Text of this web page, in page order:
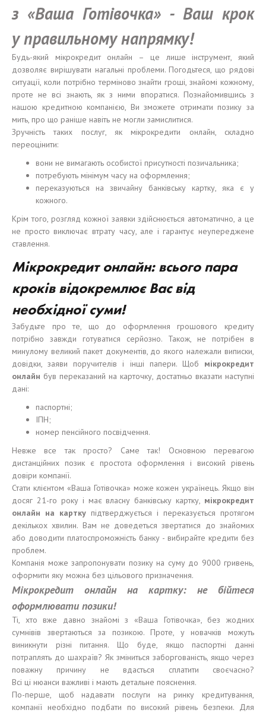
з «Ваша Готівочка» - Ваш крок
управильномунапрямку!
Будь-який мікрокредит онлайн – це лише інструмент, який
дозволяє вирішувати нагальні проблеми. Погодьтеся, що рядові
ситуації, коли потрібно терміново знайти гроші, знайомі кожному,
проте не всі знають, як з ними впоратися. Познайомившись з
нашою кредитною компанією, Ви зможете отримати позику за
мить, про що раніше навіть не могли замислитися.
Зручність таких послуг, як мікрокредити онлайн, складно
переоцінити:
вони не вимагають особистої присутності позичальника;
потребують мінімум часу на оформлення;
переказуються на звичайну банківську картку, яка є у
кожного.
Крім того, розгляд кожної заявки здійснюється автоматично, а це
не просто виключає втрату часу, але і гарантує неупереджене
ставлення.
Мікрокредит онлайн: всьогопара
кроків відокремлює Вас від
необхідної суми!
Забудьте про те, що до оформлення грошового кредиту
потрібно завжди готуватися серйозно. Також, не потрібен в
минулому великий пакет документів, до якого належали виписки,
довідки, заяви поручителів і інші папери. Щоб мікрокредит
онлайн був переказаний на карточку, достатньо вказати наступні
дані:
паспортні;
ІПН;
номер пенсійного посвідчення.
Невже все так просто? Саме так! Основною перевагою
дистанційних позик є простота оформлення і високий рівень
довіри компанії.
Стати клієнтом «Ваша Готівочка» може кожен українець. Якщо він
досяг 21-го року і має власну банківську картку, мікрокредит
онлайн на картку підтверджується і переказується протягом
декількох хвилин. Вам не доведеться звертатися до знайомих
або доводити платоспроможність банку - вибирайте кредити без
проблем.
Компанія може запропонувати позику на суму до 9000 гривень,
оформити яку можна без цільового призначення.
Мікрокредит онлайн на картку: не бійтеся
оформлювати позики!
Ті, хто вже давно знайомі з «Ваша Готівочка», без жодних
сумнівів звертаються за позикою. Проте, у новачків можуть
виникнути різні питання. Що буде, якщо паспортні данні
потраплять до шахраїв? Як зміниться заборгованість, якщо через
поважну причину не вдасться сплатити своєчасно?
Всі ці нюанси важливі і мають детальне пояснення.
По-перше, щоб надавати послуги на ринку кредитування,
компанії необхідно подбати по високий рівень безпеки. Для